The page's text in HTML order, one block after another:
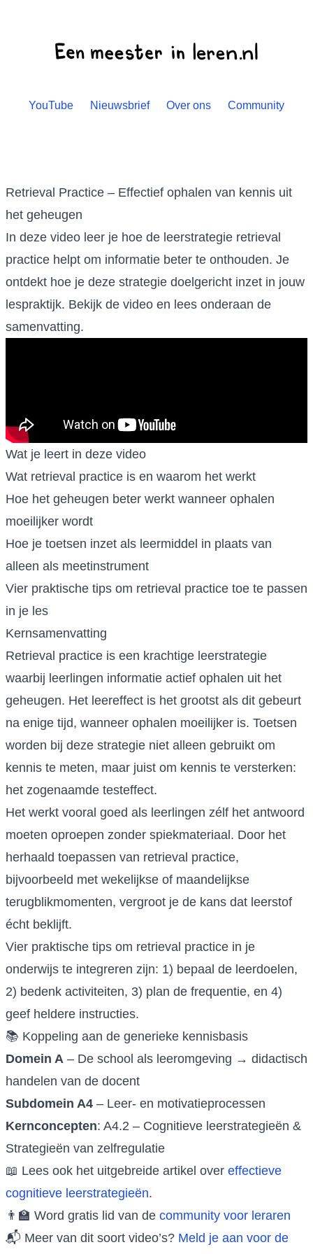
YouTube Nieuwsbrief Over ons Community
Retrieval Practice – Effectief ophalen van kennis uit
het geheugen
In deze video leer je hoe de leerstrategie retrieval
practice helpt om informatie beter te onthouden. Je
ontdekt hoe je deze strategie doelgericht inzet in jouw
lespraktijk. Bekijk de video en lees onderaan de
samenvatting.
Wat je leert in deze video
Wat retrieval practice is en waarom het werkt
Hoe het geheugen beter werkt wanneer ophalen
moeilijker wordt
Hoe je toetsen inzet als leermiddel in plaats van
alleen als meetinstrument
Vier praktische tips om retrieval practice toe te passen
in je les
Kernsamenvatting
Retrieval practice is een krachtige leerstrategie
waarbij leerlingen informatie actief ophalen uit het
geheugen. Het leereffect is het grootst als dit gebeurt
na enige tijd, wanneer ophalen moeilijker is. Toetsen
worden bij deze strategie niet alleen gebruikt om
kennis te meten, maar juist om kennis te versterken:
het zogenaamde testeffect.
Het werkt vooral goed als leerlingen zélf het antwoord
moeten oproepen zonder spiekmateriaal. Door het
herhaald toepassen van retrieval practice,
bijvoorbeeld met wekelijkse of maandelijkse
terugblikmomenten, vergroot je de kans dat leerstof
écht beklijft.
Vier praktische tips om retrieval practice in je
onderwijs te integreren zijn: 1) bepaal de leerdoelen,
2) bedenk activiteiten, 3) plan de frequentie, en 4)
geef heldere instructies.
📚 Koppeling aan de generieke kennisbasis
Domein A – De school als leeromgeving → didactisch
handelen van de docent
Subdomein A4 – Leer- en motivatieprocessen
Kernconcepten: A4.2 – Cognitieve leerstrategieën &
Strategieën van zelfregulatie
📖 Lees ook het uitgebreide artikel over effectieve
cognitieve leerstrategieën.
👨‍🏫 Word gratis lid van de community voor leraren
📬 Meer van dit soort video’s? Meld je aan voor de